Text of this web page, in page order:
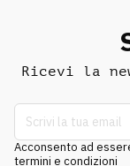
Ricevi la
Acconsento ad
termini e condizioni